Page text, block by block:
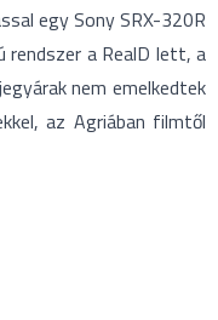
egy Sony SRX-320R
a RealD lett, a
nem emelkedtek
az Agriában filmtől